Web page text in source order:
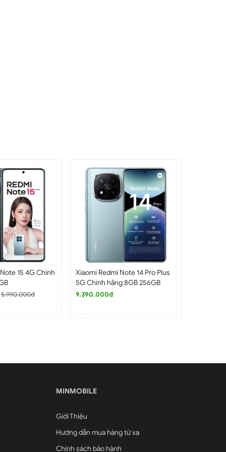
15 4G Chính
5.990.000đ
Xiaomi Redmi Note 14 Pro Plus
5G Chính hãng 8GB 256GB
9.390.000đ
MINMOBILE
Giới Thiệu
Hướng dẫn mua hàng từ xa
Chính sách bảo hành